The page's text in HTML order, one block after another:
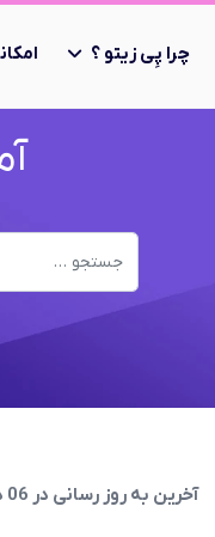
چرا پِی زیتو ؟
آخرین به روز رسانی در 06 دی 1404